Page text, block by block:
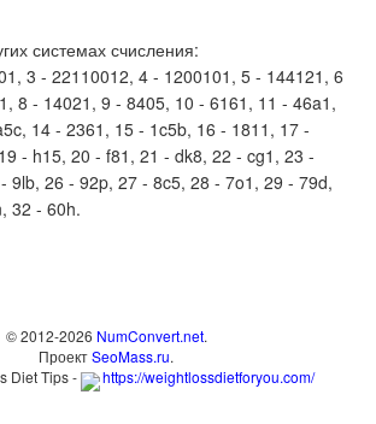
системах счисления:
3 - 22110012, 4 - 1200101, 5 - 144121, 6
8 - 14021, 9 - 8405, 10 - 6161, 11 - 46a1,
14 - 2361, 15 - 1c5b, 16 - 1811, 17 -
- h15, 20 - f81, 21 - dk8, 22 - cg1, 23 -
9lb, 26 - 92p, 27 - 8c5, 28 - 7o1, 29 - 79d,
32 - 60h.
© 2012-2026 NumConvert.net.
ПроектSeoMass.ru.
Diet Tips -
https://weightlossdietforyou.com/